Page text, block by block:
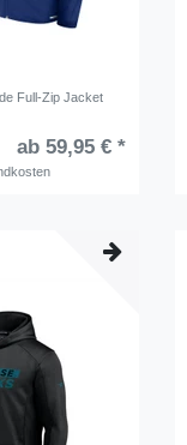
Full-Zip Jacket
ab 59,95 € *